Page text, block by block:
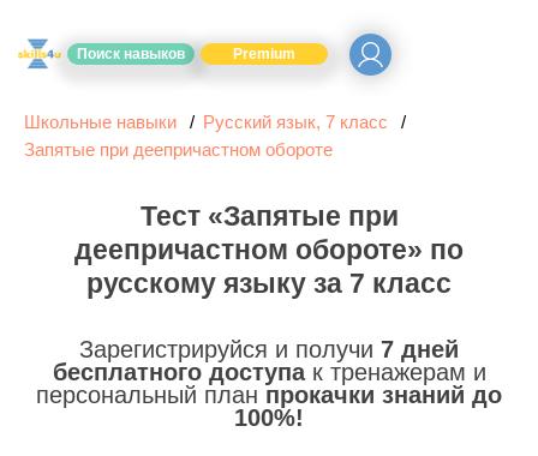
Поиск навыков Premium
Школьные навыки
Русский язык, 7 класс
Запятые при деепричастном обороте
Тест «Запятые при
деепричастном обороте» по
русскому языку за 7 класс
Зарегистрируйся и получи 7 дней
бесплатного доступак тренажерам и
персональный план прокачки знаний до
100%!